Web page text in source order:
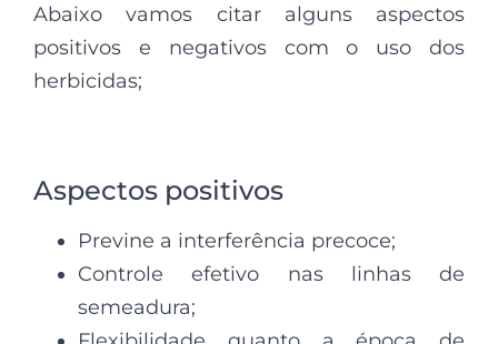
Abaixo vamos citar alguns aspectos
positivos e negativos com o uso dos
herbicidas;
Aspectos positivos
Previne a interferência precoce;
Controle efetivo nas linhas de
semeadura;